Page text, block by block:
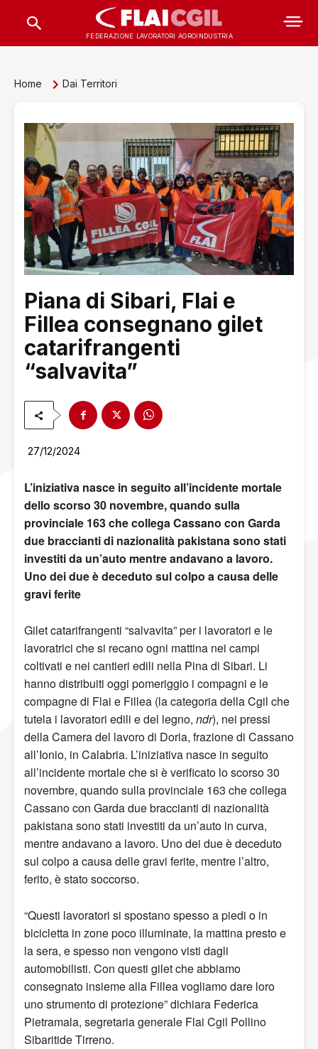
FEDERAZIONE LAVORATORI AGROINDUSTRIA
Home Dai Territori
Piana di Sibari, Flai e
Fillea consegnano gilet
catarifrangenti
“salvavita”
27/12/2024
L’iniziativa nasce in seguito all’incidente mortale
dello scorso 30 novembre, quando sulla
provinciale 163 che collega Cassano con Garda
due braccianti di nazionalità pakistana sono stati
investiti da un’auto mentre andavano a lavoro.
Uno dei due è deceduto sul colpo a causa delle
gravi ferite
Gilet catarifrangenti “salvavita” per i lavoratori e le
lavoratrici che si recano ogni mattina nei campi
coltivati e nei cantieri edili nella Pina di Sibari. Li
hanno distribuiti oggi pomeriggio i compagni e le
compagne di Flai e Fillea (la categoria della Cgil che
tutela i lavoratori edili e del legno, ndr), nei pressi
della Camera del lavoro di Doria, frazione di Cassano
all’Ionio, in Calabria. L’iniziativa nasce in seguito
all’incidente mortale che si è verificato lo scorso 30
novembre, quando sulla provinciale 163 che collega
Cassano con Garda due braccianti di nazionalità
pakistana sono stati investiti da un’auto in curva,
mentre andavano a lavoro. Uno dei due è deceduto
sul colpo a causa delle gravi ferite, mentre l’altro,
ferito, è stato soccorso.
“Questi lavoratori si spostano spesso a piedi o in
bicicletta in zone poco illuminate, la mattina presto e
la sera, e spesso non vengono visti dagli
automobilisti. Con questi gilet che abbiamo
consegnato insieme alla Fillea vogliamo dare loro
uno strumento di protezione” dichiara Federica
Pietramala, segretaria generale Flai Cgil Pollino
Sibaritide Tirreno.